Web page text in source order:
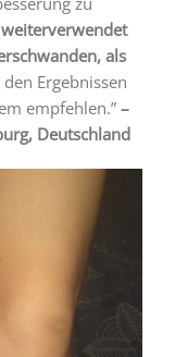
weiterverwendet
als
Ergebnissen
empfehlen.” –
Deutschland